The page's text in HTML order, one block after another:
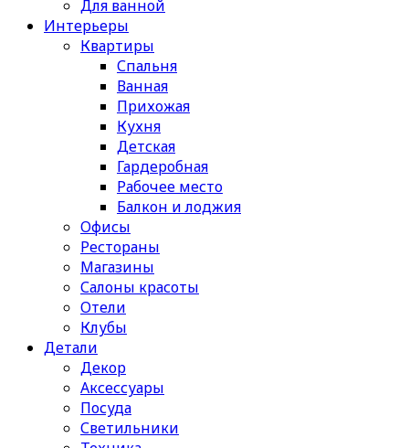
Для ванной
Интерьеры
Квартиры
Спальня
Ванная
Прихожая
Кухня
Детская
Гардеробная
Рабочее место
Балкон и лоджия
Офисы
Рестораны
Магазины
Салоны красоты
Отели
Клубы
Детали
Декор
Аксессуары
Посуда
Светильники